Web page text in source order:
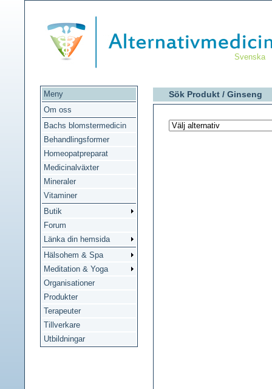
Svenska
Meny
Om oss
Bachs blomstermedicin
Behandlingsformer
Homeopatpreparat
Medicinalväxter
Mineraler
Vitaminer
Butik
Forum
Länka din hemsida
Hälsohem & Spa
Meditation & Yoga
Organisationer
Produkter
Terapeuter
Tillverkare
Utbildningar
Sök Produkt / Ginseng